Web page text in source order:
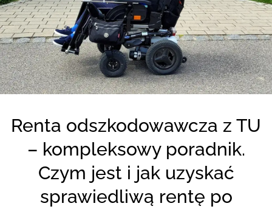
Renta odszkodowawcza z TU
– kompleksowy poradnik.
Czym jest i jak uzyskać
sprawiedliwą rentę po